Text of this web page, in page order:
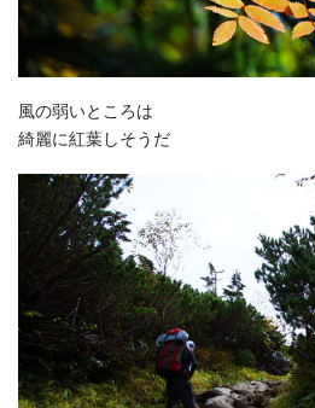
風の弱いところは
綺麗に紅葉しそうだ